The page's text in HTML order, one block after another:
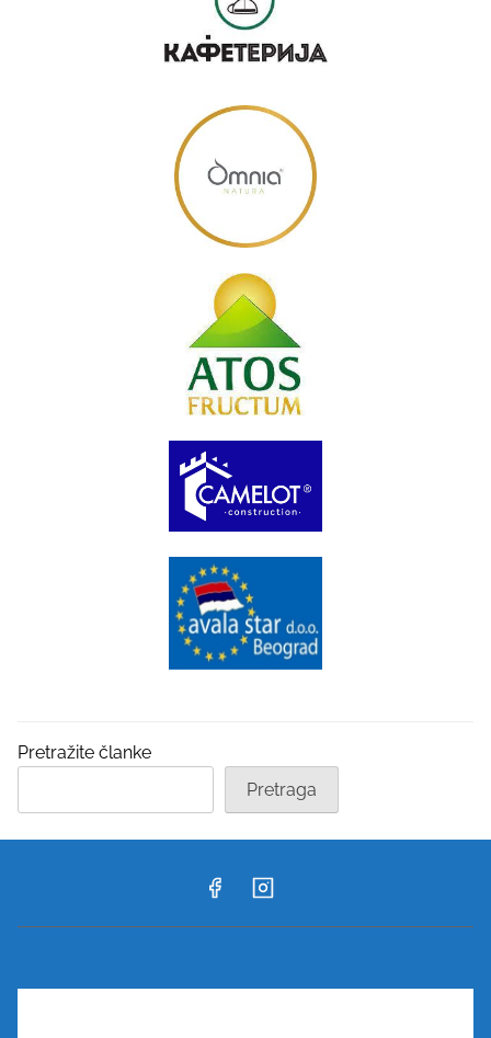
Pretražite članke
Pretraga